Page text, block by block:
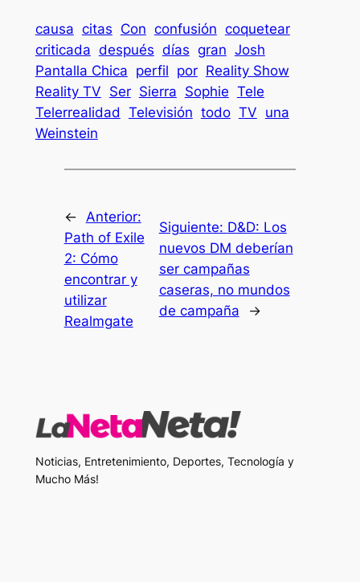
causa citas Con confusión coquetear
criticada después días gran Josh
Pantalla Chica perfil por Reality Show
Reality TV Ser Sierra Sophie Tele
Telerrealidad Televisión todo TV una
Weinstein
←
Anterior:
Path of Exile
2: Cómo
encontrar y
utilizar
Realmgate
Siguiente: D&D: Los
nuevos DM deberían
ser campañas
caseras, no mundos
de campaña
→
Noticias, Entretenimiento, Deportes, Tecnología y
Mucho Más!